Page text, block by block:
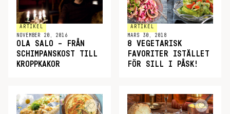
ARTIKEL
NOVEMBER 20, 2016
OLA SALO – FRÅN
SCHIMPANSKOST TILL
KROPPKAKOR
ARTIKEL
MARS 30, 2018
8 VEGETARISK
FAVORITER ISTÄLLET
FÖR SILL I PÅSK!